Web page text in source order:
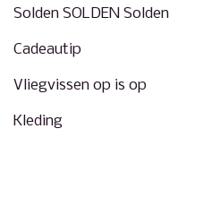
Solden SOLDEN Solden
Cadeautip
Vliegvissen op is op
Kleding